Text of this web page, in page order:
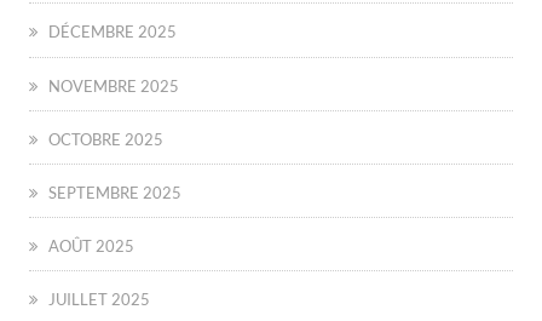
DÉCEMBRE 2025
NOVEMBRE 2025
OCTOBRE 2025
SEPTEMBRE 2025
AOÛT 2025
JUILLET 2025